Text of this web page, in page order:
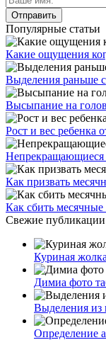
Популярные статьи
Какие ощущения
Выделения раньше
Высыпание на
Рост и вес ребенка
Как призвать
Как сбить месячные
Свежие публикации
Куриная
Димиа фото
Выделения из
Определение